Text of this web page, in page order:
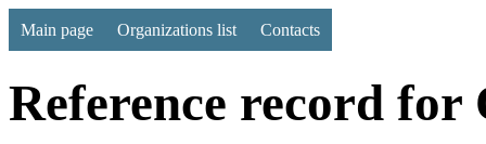
Main page Organizations list Contacts
Reference record for